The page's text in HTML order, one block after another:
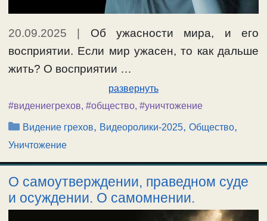
20.09.2025
Об ужасности мира, и его
восприятии. Если мир ужасен, то как дальше
жить? О восприятии …
развернуть
#видениегрехов, #общество, #уничтожение
Рубрики
Видение грехов, Видеоролики-2025,Общество,
Уничтожение
О самоутверждении, праведном суде
и осуждении. О самомнении.